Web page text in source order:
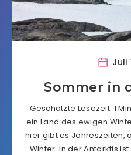
Juli
Sommer in
Geschätzte Lesezeit: 1
ein Land des ewigen
hier gibt es Jahreszeiten,
Winter. In der Antarktis